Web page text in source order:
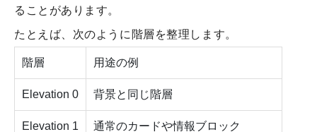
ることがあります。
たとえば、次のように階層を整理します。
階層 用途の例
Elevation 0 背景と同じ階層
Elevation 1 通常のカードや情報ブロック